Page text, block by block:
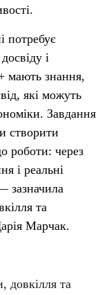
потребує
і
мають знання,
які можуть
Завдання
створити
роботи: через
і реальні
зазначила
та
Марчак.
довкілля та